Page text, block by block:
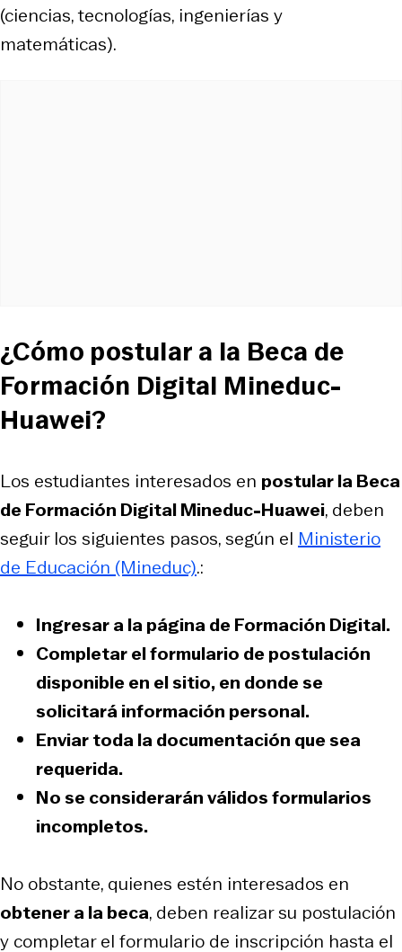
(ciencias, tecnologías, ingenierías y
matemáticas).
¿Cómo postular a la Beca de
Formación Digital Mineduc-
Huawei?
Los estudiantes interesados en postular la Beca
de Formación Digital Mineduc-Huawei, deben
seguir los siguientes pasos, según el Ministerio
de Educación (Mineduc).:
Ingresar a lapágina de Formación Digital.
Completar el formulario de postulación
disponible en el sitio, en donde se
solicitará información personal.
Enviar toda la documentación que sea
requerida.
No se considerarán válidos formularios
incompletos.
No obstante, quienes estén interesados en
obtener a la beca, deben realizar su postulación
y completar el formulario de inscripción hasta el